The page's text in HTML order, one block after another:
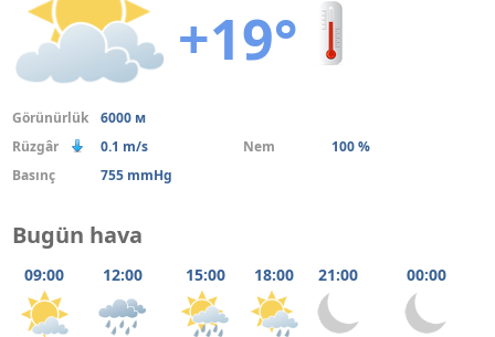
+19°
Görünürlük
6000 м
Rüzgâr
0.1 m/s Nem
100 %
Basınç
755 mmHg
Bugün hava
09:00 12:00 15:00 18:00 21:00 00:00